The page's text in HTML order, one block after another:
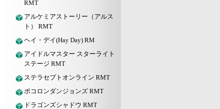
RMT
アルケミアストーリー（アルス
ト） RMT
ヘイ・デイ(Hay Day) RM
アイドルマスター スターライト
ステージ RMT
ステラセプトオンライン RMT
ポコロンダンジョンズ RMT
ドラゴンズシャドウ RMT